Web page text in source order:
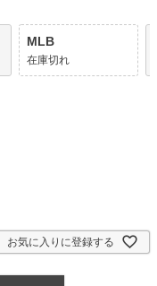
MLB
在庫切れ
お気に入りに登録する